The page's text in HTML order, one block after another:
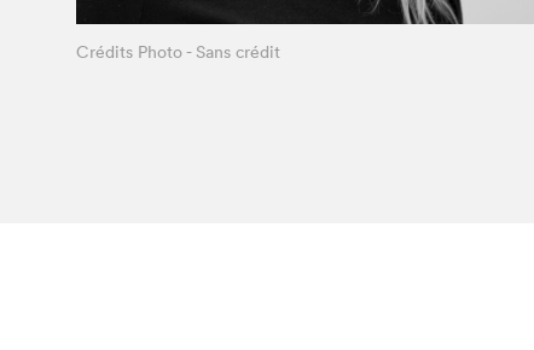
Crédits Photo - Sans crédit